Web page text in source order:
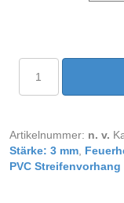
PVC
Streifenvorhang
feuerhemmend
m
Menge
Artikelnummer: n. v.
Stärke: 3 mm
PVC Streifenvorhang